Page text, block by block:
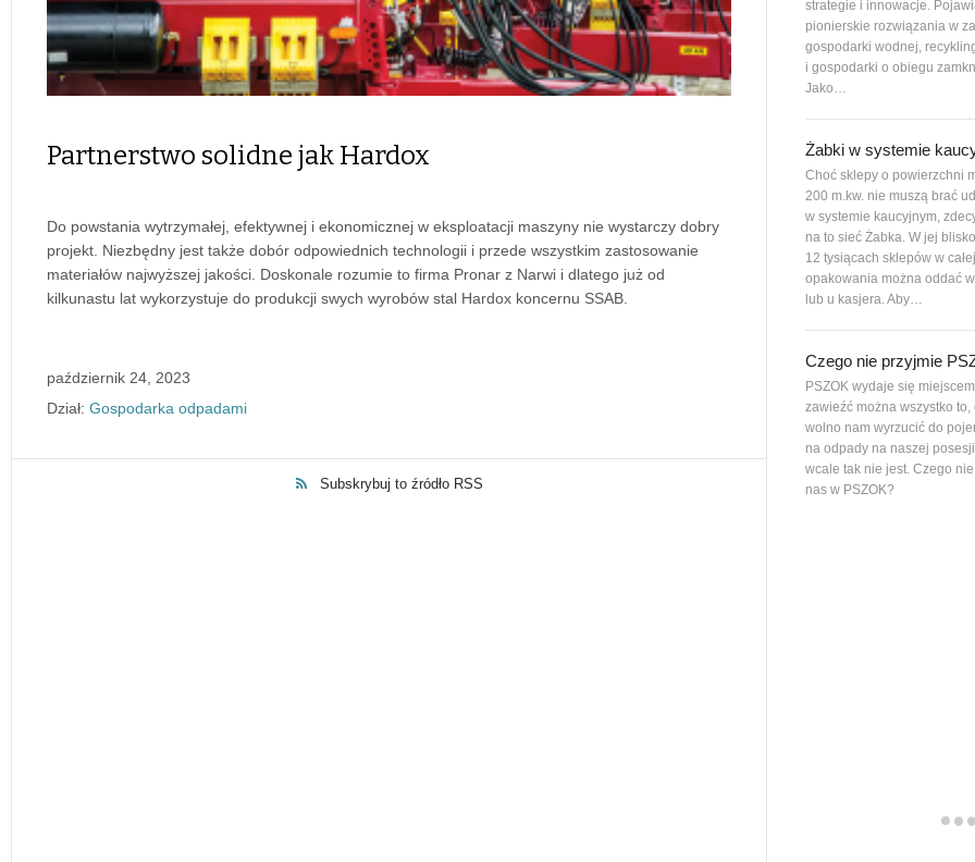
Partnerstwo solidne jak Hardox
Do powstania wytrzymałej, efektywnej i ekonomicznej w eksploatacji maszyny nie wystarczy dobry
projekt. Niezbędny jest także dobór odpowiednich technologii i przede wszystkim zastosowanie
materiałów najwyższej jakości. Doskonale rozumie to firma Pronar z Narwi i dlatego już od
kilkunastu lat wykorzystuje do produkcji swych wyrobów stal Hardox koncernu SSAB.
październik 24, 2023
Dział: Gospodarka odpadami
Subskrybuj to źródło RSS
strategie i innowacje.
pionierskie rozwiązania w
gospodarki wodnej,
i gospodarki o obiegu
Jako…
Żabki w systemie
Choć sklepy o powierzchni
200 m.kw. nie muszą brać
w systemie kaucyjnym,
na to sieć Żabka. W jej blisko
12 tysiącach sklepów w
opakowania można oddać
lub u kasjera. Aby…
Czego nie przyjmie
PSZOK wydaje się
zawieźć można wszystko to,
wolno nam wyrzucić do
na odpady na naszej
wcale tak nie jest. Czego
nas w PSZOK?